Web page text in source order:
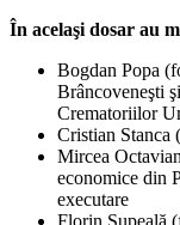
În acelaşi dosar au
Bogdan Popa
Brâncoveneşti
Crematoriilor
Cristian Stanca
Mircea
economice din
executare
Florin Şupeală